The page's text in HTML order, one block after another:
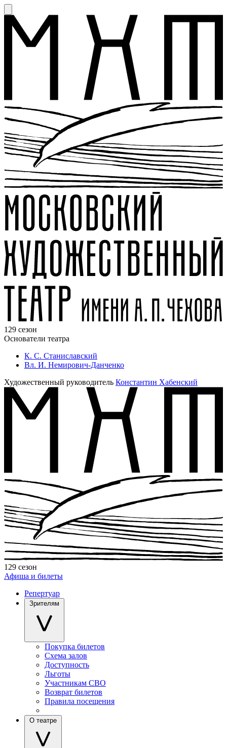
129 сезон
Основатели театра
К. С. Станиславский
Вл. И. Немирович-Данченко
Художественный руководитель Константин Хабенский
129 сезон
Афиша и билеты
Репертуар
Зрителям
Покупка билетов
Схема залов
Доступность
Льготы
Участникам СВО
Возврат билетов
Правила посещения
О театре